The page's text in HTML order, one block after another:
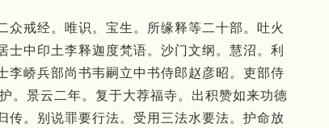
众戒经。 唯识。 宝生。 所缘释等二十部。 吐火
士中印土李释迦度梵语。 沙门文纲。 慧沼。 利
李峤兵部尚书韦嗣立中书侍郎赵彦昭。 吏部侍
。 景云二年。 复于大荐福寺。 出积赞如来功德
传。 别说罪要行法。 受用三法水要法。 护命放